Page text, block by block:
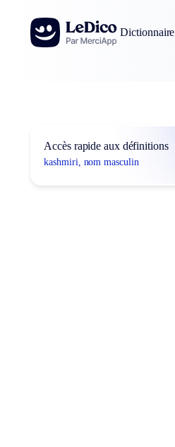
Aller au contenu
Dictionnaire
Accès rapide aux définitions
kashmiri, nom masculin